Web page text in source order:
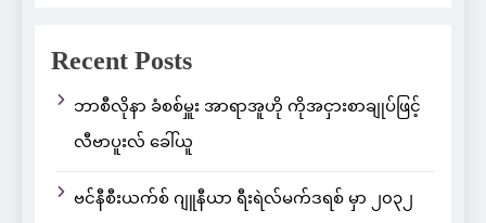
Recent Posts
ဘာစီလိုနာ ခံစစ်မှူး အာရာအူဟို ကိုအငှားစာချုပ်ဖြင့်
လီဗာပူးလ် ခေါ်ယူ
ဗင်နီစီးယက်စ် ဂျူနီယာ ရီးရဲလ်မက်ဒရစ် မှာ ၂၀၃၂